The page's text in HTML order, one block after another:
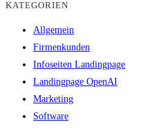
KATEGORIEN
Allgemein
Firmenkunden
Infoseiten Landingpage
Landingpage OpenAI
Marketing
Software